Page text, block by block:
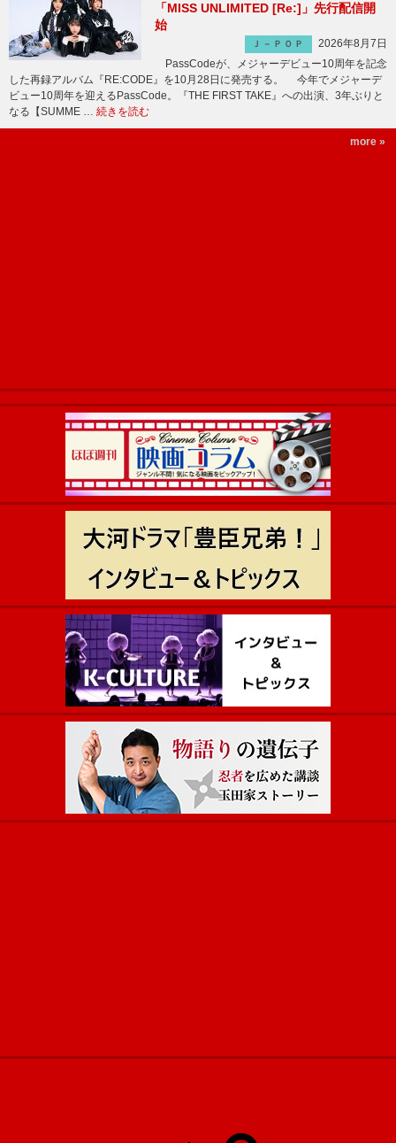
「MISS UNLIMITED [Re:]」先行配信開
始
Ｊ－ＰＯＰ
2026年8月7日
PassCodeが、メジャーデビュー10周年を記念
した再録アルバム『RE:CODE』を10月28日に発売する。 今年でメジャーデ
ビュー10周年を迎えるPassCode。『THE FIRST TAKE』への出演、3年ぶりと
なる【SUMME … 続きを読む
more »